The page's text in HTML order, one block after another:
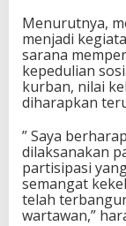
Menurutnya,
menjadi
sarana
kepedulian
kurban, nilai
diharapkan
” Saya
dilaksanakan
partisipasi
semangat
telah
wartawan,”